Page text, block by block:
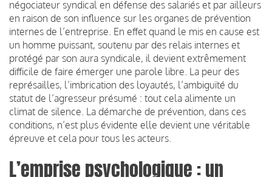
négociateur syndical en défense des salariés et par ailleurs
en raison de son influence sur les organes de prévention
internes de l’entreprise. En effet quand le mis en cause est
un homme puissant, soutenu par des relais internes et
protégé par son aura syndicale, il devient extrêmement
difficile de faire émerger une parole libre. La peur des
représailles, l’imbrication des loyautés, l’ambiguïté du
statut de l’agresseur présumé : tout cela alimente un
climat de silence. La démarche de prévention, dans ces
conditions, n’est plus évidente elle devient une véritable
épreuve et cela pour tous les acteurs.
L’emprise psychologique : un